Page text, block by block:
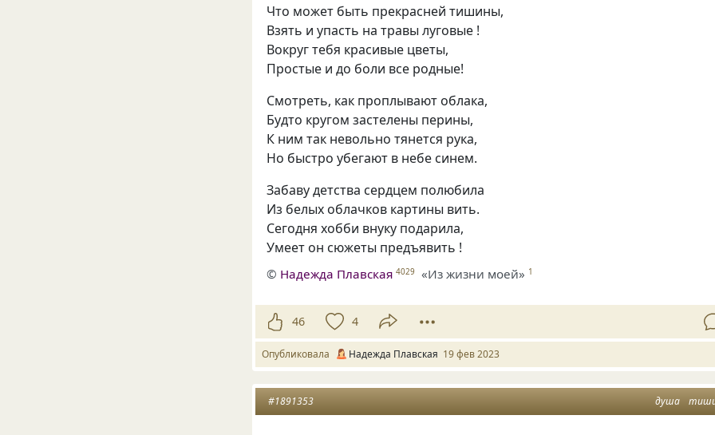
Что может быть прекрасней тишины,
Взять и упасть на травы луговые !
Вокруг тебя красивые цветы,
Простые и до боли все родные!
Смотреть, как проплывают облака,
Будто кругом застелены перины,
К ним так невольно тянется рука,
Но быстро убегают в небе синем.
Забаву детства сердцем полюбила
Из белых облачков картины вить.
Сегодня хобби внуку подарила,
Умеет он сюжеты предъявить !
© Надежда Плавская 4029 «Из жизни моей» 1
46 4
Опубликовала Надежда Плавская 19 фев 2023
душа
#1891353